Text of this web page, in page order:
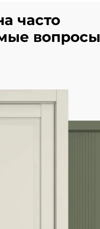
часто
вопросы